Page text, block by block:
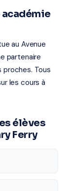
au Avenue
partenaire
Tous
les cours à
élèves
Ferry